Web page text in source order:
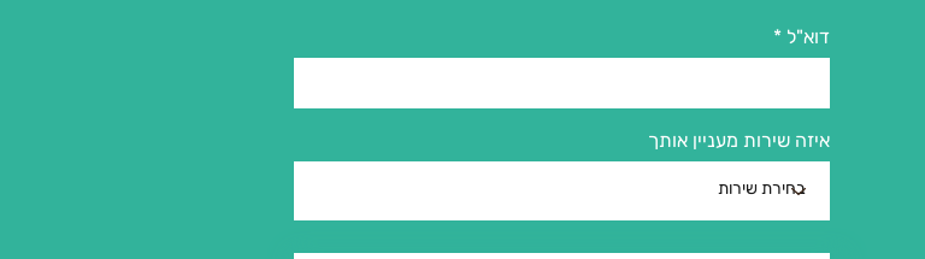
דוא"ל
איזה שירות מעניין אותך